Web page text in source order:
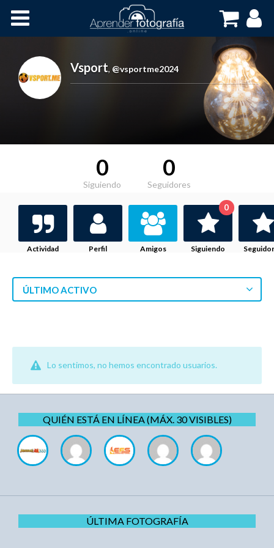
Cursos OnLine
Vsport, @vsportme2024
0
Siguiendo
0
Seguidores
Actividad Perfil Amigos Siguiendo
0
ÚLTIMO ACTIVO
Lo sentimos, no hemos encontrado usuarios.
QUIÉN ESTÁ EN LÍNEA (MÁX. 30 VISIBLES)
ÚLTIMA FOTOGRAFÍA